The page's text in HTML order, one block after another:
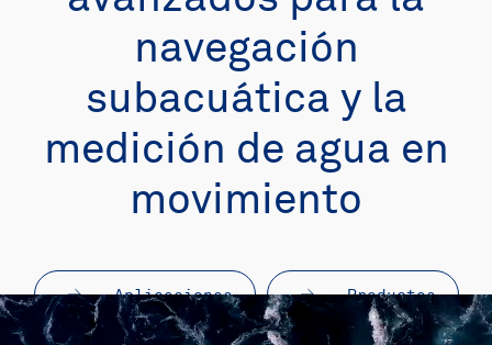
navegación
subacuática y la
medición de agua en
movimiento
Aplicaciones Productos